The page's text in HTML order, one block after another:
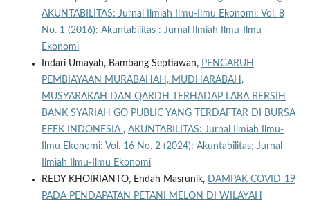
AKUNTABILITAS: Jurnal Ilmiah Ilmu-Ilmu Ekonomi: Vol. 8
No. 1 (2016): Akuntabilitas : Jurnal Ilmiah Ilmu-Ilmu
Ekonomi
Indari Umayah, Bambang Septiawan, PENGARUH
PEMBIAYAAN MURABAHAH, MUDHARABAH,
MUSYARAKAH DAN QARDH TERHADAP LABA BERSIH
BANK SYARIAH GO PUBLIC YANG TERDAFTAR DI BURSA
EFEK INDONESIA , AKUNTABILITAS: Jurnal Ilmiah Ilmu-
Ilmu Ekonomi: Vol. 16 No. 2 (2024): Akuntabilitas; Jurnal
Ilmiah Ilmu-Ilmu Ekonomi
REDY KHOIRIANTO, Endah Masrunik, DAMPAK COVID-19
PADA PENDAPATAN PETANI MELON DI WILAYAH